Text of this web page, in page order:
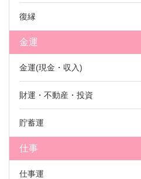
復縁
金運
金運(現金・収入)
財運・不動産・投資
貯蓄運
仕事
仕事運